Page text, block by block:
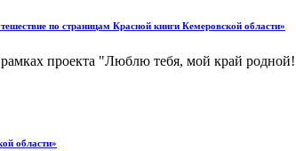
по страницам Красной книги Кемеровской области»
проекта "Люблю тебя, мой край
области»